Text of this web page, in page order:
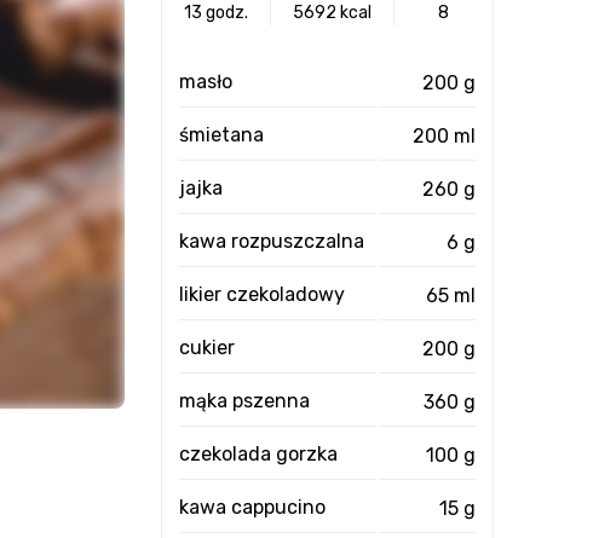
13 godz. 5692 kcal 8
masło 200 g
śmietana 200 ml
jajka 260 g
kawa rozpuszczalna 6 g
likier czekoladowy 65 ml
cukier 200 g
mąka pszenna 360 g
czekolada gorzka 100 g
kawa cappucino 15 g